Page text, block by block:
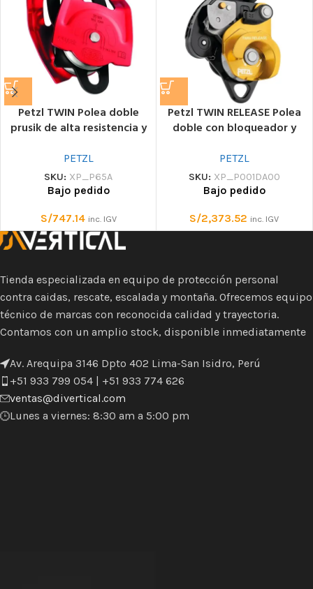
Petzl TWIN Polea doble
prusik de alta resistencia y
PETZL
SKU: XP_P65A
Bajo pedido
S/747.14 inc. IGV
Petzl TWIN RELEASE Polea
doble con bloqueador y
PETZL
SKU: XP_P001DA00
Bajo pedido
S/2,373.52 inc. IGV
Tienda especializada en equipo de protección personal
contra caidas, rescate, escalada y montaña. Ofrecemos equipo
técnico de marcas con reconocida calidad y trayectoria.
Contamos con un amplio stock, disponible inmediatamente
Av. Arequipa 3146 Dpto 402 Lima-San Isidro, Perú
+51 933 799 054 | +51 933 774 626
ventas@divertical.com
Lunes a viernes: 8:30 am a 5:00 pm